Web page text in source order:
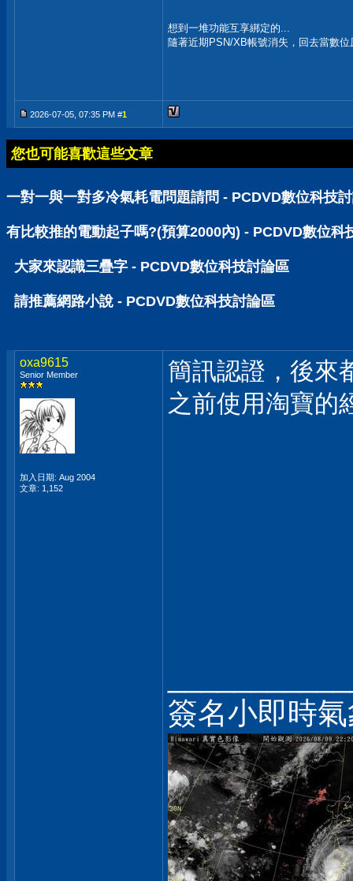
想到一堆功能互享綁定的...
隨著近期PSN/XB帳號消失，回去當數位
2026-07-05, 07:35 PM #1
您也可能喜歡這些文章
一對一與一對多冷氣耗電問題請問 - PCDVD數位科技
有比較推的電動起子嗎?(預算2000內) - PCDVD數位科
大家來認識三疊字 - PCDVD數位科技討論區
請推薦網路小說 - PCDVD數位科技討論區
oxa9615
Senior Member
加入日期: Aug 2004
文章: 1,152
簡訊認證，後來
之前使用淘寶的
簽名小即時